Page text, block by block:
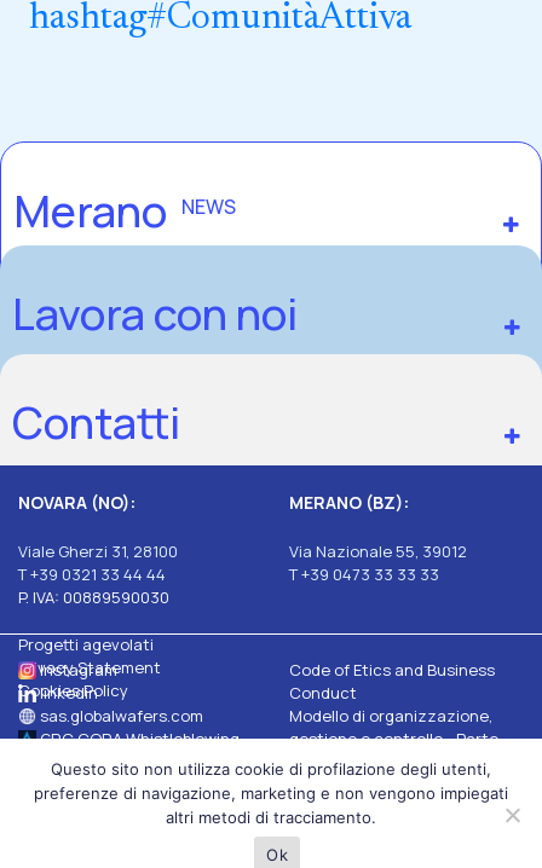
hashtag#ComunitàAttiva
NEWS
Merano
Lavora con noi
Contatti
Questo sito non utilizza cookie di profilazione degli utenti,
preferenze di navigazione, marketing e non vengono impiegati
altri metodi di tracciamento.
Ok
NOVARA (NO):
Viale Gherzi 31, 28100
T +39 0321 33 44 44
P. IVA: 00889590030
MERANO (BZ):
Via Nazionale 55, 39012
T +39 0473 33 33 33
Progetti agevolati
Privacy Statement
Cookies Policy
Instagram
linkedin
sas.globalwafers.com
GRC CORA Whistleblowing
Code of Etics and Business
Conduct
Modello di organizzazione,
gestione e controllo - Parte
Generale e Speciale
MEMC Organization,
Management and Control Model